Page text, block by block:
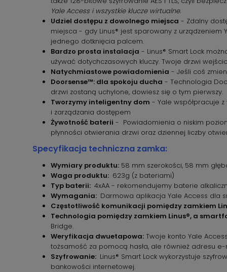
Yale Access i wszystkie klucze wirtualne.
Udziel dostępu z dowolnego miejsca - Zdalny
miejsca - gdy Linus® jest sparowany z
jednego dotknięcia palcem.
Bardzo prosta instalacja - Linus® Smart Lock
używać dotychczasowych kluczy. Twoje drzwi
Natychmiastowe powiadomienia - Jeśli coś
Doorsense™: dla spokoju ducha - Technologia
drzwi zostaną uchylone, dowiesz się o tym pierwszy.
Tworzymy inteligentny dom - Yale współpracuje
i zarządzania dostępem
Żywotność baterii - Powiadomienia o niskim
płynności otwierania drzwi oraz dziennej liczby
Specyfikacja techniczna zamka:
Wymiary produktu: 58 mm szerokości, 58 mm
Waga produktu: 623g (z bateriami)
Typ baterii: 4xAA - rekomendujemy baterie
Wymagania: Darmowa aplikacja Yale Access dla
Częstotliwość komunikacji pomiędzy zamkiem
Technologia pomiędzy zamkiem Linus®, a
Bridge.
Weryfikacja dwuetapowa: Twoje konto Yale
tożsamość za pomocą hasła, ale również adresu
Szyfrowanie: Linus® Smart Lock wykorzystuje
bankowości internetowej.